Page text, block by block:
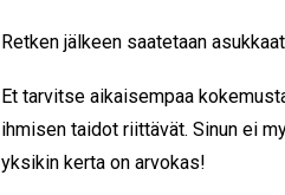
Retken jälkeen saatetaan
Et tarvitse aikaisempaa
ihmisen taidot riittävät. Sinun ei
yksikin kerta on arvokas!